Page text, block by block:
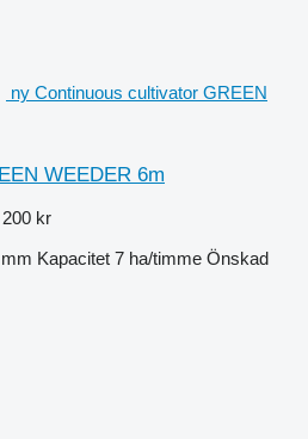
ny Continuous cultivator GREEN
WEEDER 6m
kr
Kapacitet 7 ha/timme Önskad